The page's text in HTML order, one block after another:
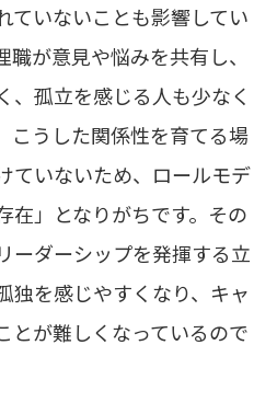
ていないことも影響してい
が意見や悩みを共有し、
、孤立を感じる人も少なく
こうした関係性を育てる場
ていないため、ロールモデ
在」となりがちです。その
ーダーシップを発揮する立
独を感じやすくなり、キャ
とが難しくなっているので